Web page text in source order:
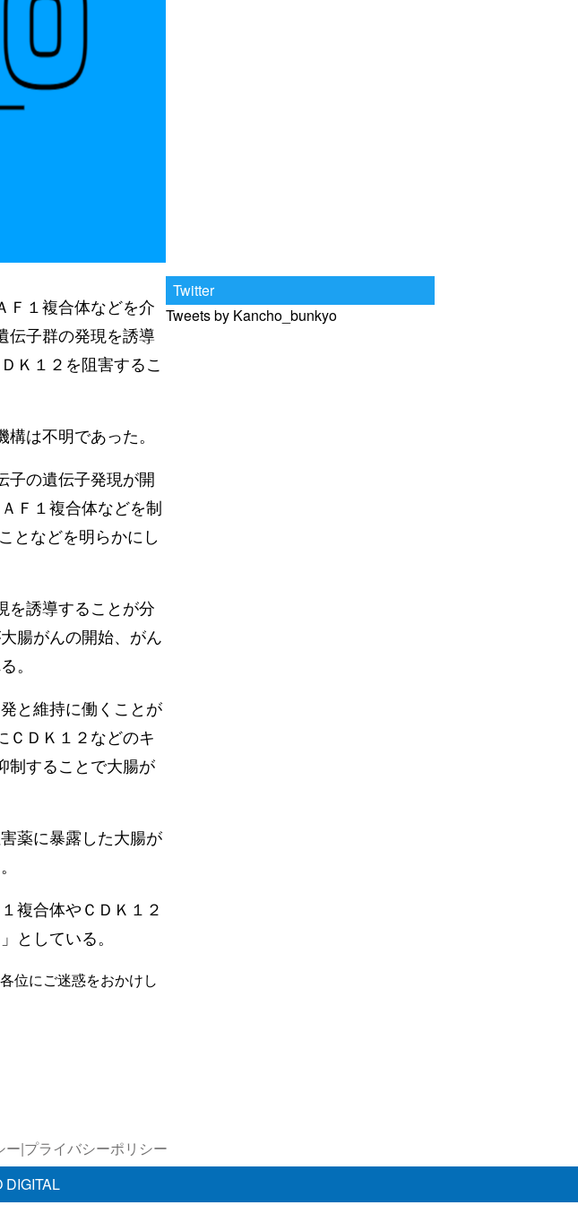
Ｆ１複合体などを介
伝子群の発現を誘導
Ｋ１２を阻害するこ
は不明であった。
子の遺伝子発現が開
Ｆ１複合体などを制
となどを明らかにし
を誘導することが分
腸がんの開始、がん
。
と維持に働くことが
ＣＤＫ１２などのキ
制することで大腸が
薬に暴露した大腸が
複合体やＣＤＫ１２
としている。
位にご迷惑をおかけし
Twitter
Tweets by Kancho_bunkyo
ー|プライバシーポリシー